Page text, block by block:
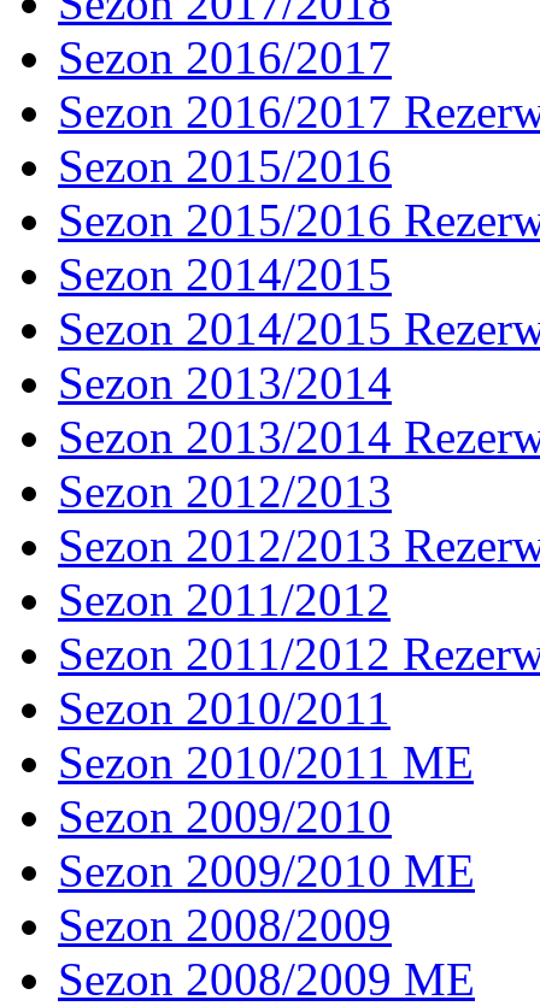
Sezon 2016/2017
Sezon 2016/2017
Sezon 2015/2016
Sezon 2015/2016
Sezon 2014/2015
Sezon 2014/2015
Sezon 2013/2014
Sezon 2013/2014
Sezon 2012/2013
Sezon 2012/2013
Sezon 2011/2012
Sezon 2011/2012
Sezon 2010/2011
Sezon 2010/2011 ME
Sezon 2009/2010
Sezon 2009/2010 ME
Sezon 2008/2009
Sezon 2008/2009 ME